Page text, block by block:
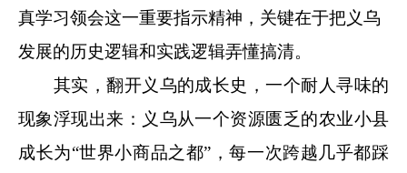
真学习领会这一重要指示精神，关键在于把义乌
发展的历史逻辑和实践逻辑弄懂搞清。
其实，翻开义乌的成长史，一个耐人寻味的
现象浮现出来：义乌从一个资源匮乏的农业小县
成长为“世界小商品之都”，每一次跨越几乎都踩